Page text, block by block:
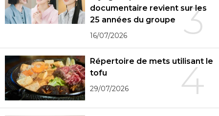
3
documentaire revient sur les
25 années du groupe
16/07/2026
4
Répertoire de mets utilisant le
tofu
29/07/2026